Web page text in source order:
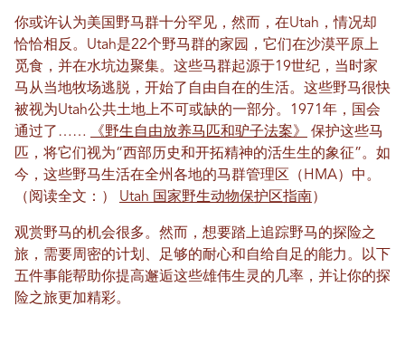
你或许认为美国野马群十分罕见，然而，在Utah，情况却
恰恰相反。Utah是22个野马群的家园，它们在沙漠平原上
觅食，并在水坑边聚集。这些马群起源于19世纪，当时家
马从当地牧场逃脱，开始了自由自在的生活。这些野马很快
被视为Utah公共土地上不可或缺的一部分。1971年，国会
通过了……
《野生自由放养马匹和驴子法案》
保护这些马
匹，将它们视为“西部历史和开拓精神的活生生的象征”。如
今，这些野马生活在全州各地的马群管理区（HMA）中。
（阅读全文：） Utah 国家野生动物保护区指南 ）
观赏野马的机会很多。然而，想要踏上追踪野马的探险之
旅，需要周密的计划、足够的耐心和自给自足的能力。以下
五件事能帮助你提高邂逅这些雄伟生灵的几率，并让你的探
险之旅更加精彩。